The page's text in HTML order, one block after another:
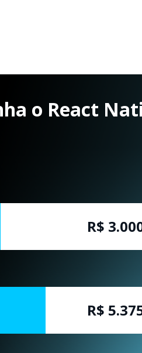
o React
R$
R$